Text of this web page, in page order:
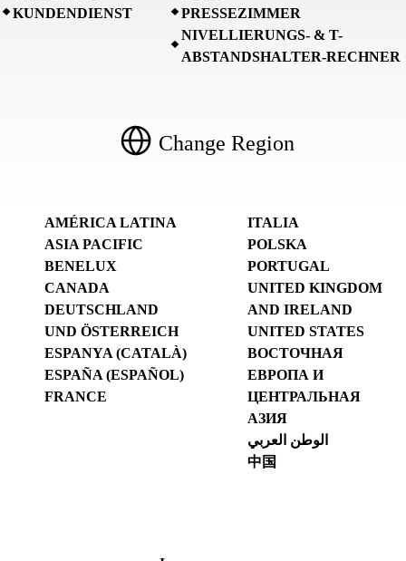
KUNDENDIENST
PRESSEZIMMER
NIVELLIERUNGS- & T-
ABSTANDSHALTER-RECHNER
Change Region
AMÉRICA LATINA
ASIA PACIFIC
BENELUX
CANADA
DEUTSCHLAND
UND ÖSTERREICH
ESPANYA (CATALÀ)
ESPAÑA (ESPAÑOL)
FRANCE
ITALIA
POLSKA
PORTUGAL
UNITED KINGDOM
AND IRELAND
UNITED STATES
ВОСТОЧНАЯ
ЕВРОПА И
ЦЕНТРАЛЬНАЯ
АЗИЯ
الوطن العربي
中国